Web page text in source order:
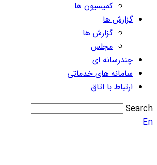
کمیسیون ها
گزارش ها
گزارش ها
مجلس
چندرسانه ای
سامانه های خدماتی
ارتباط با اتاق
Search
En